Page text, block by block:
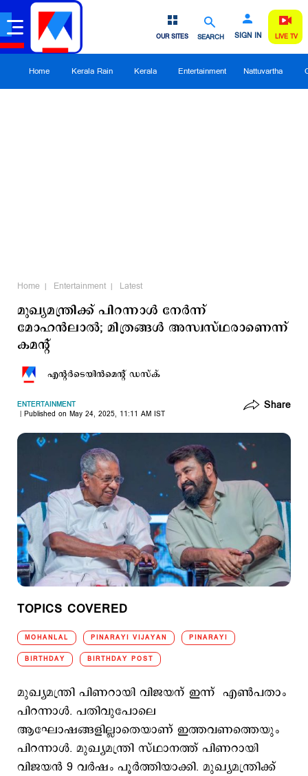
SEARCH SIGN IN
OUR SITES LIVE TV
Home Kerala Rain Kerala Entertainment Nattuvartha
Home Entertainment Latest
മുഖ്യമന്ത്രിക്ക് പിറന്നാള്‍ നേര്‍ന്ന്
മോഹന്‍ലാല്‍; മിത്രങ്ങള്‍ അസ്വസ്ഥരാണെന്ന്
കമന്‍റ്
എന്‍റര്‍ടെയിന്‍മെന്‍റ് ഡസ്ക്
ENTERTAINMENT
Published on May 24, 2025, 11:11 AM IST
Share
TOPICS COVERED
MOHANLAL PINARAYI VIJAYAN PINARAYI
BIRTHDAY BIRTHDAY POST
മുഖ്യമന്ത്രി പിണറായി വിജയന് ഇന്ന് എണ്‍പതാം
പിറന്നാൾ. പതിവുപോലെ
ആഘോഷങ്ങളില്ലാതെയാണ് ഇത്തവണത്തെയും
പിറന്നാൾ. മുഖ്യമന്ത്രി സ്ഥാനത്ത് പിണറായി
വിജയൻ 9 വർഷം പൂർത്തിയാക്കി. മുഖ്യമന്ത്രിക്ക്